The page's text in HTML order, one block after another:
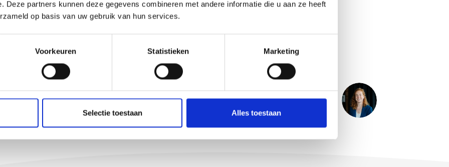
Deze partners kunnen deze gegevens combineren met andere informatie die u aan ze heeft
op basis van uw gebruik van hun services.
Voorkeuren Statistieken Marketing
Selectie toestaan Alles toestaan